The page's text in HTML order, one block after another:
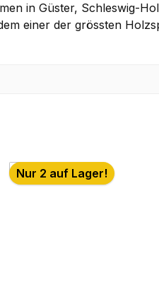
in Güster, Schleswig-
einer der grössten
Nur 2 auf Lager!